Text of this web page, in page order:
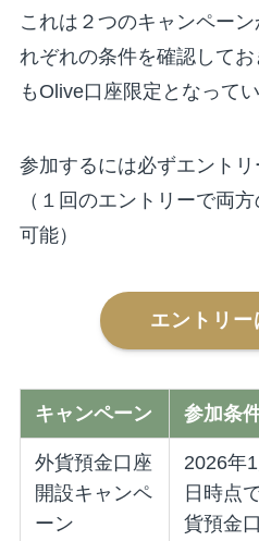
これは２つのキャンペー
れぞれの条件を確認して
もOlive口座限定となってい
参加するには必ずエントリ
（１回のエントリーで両
可能）
エントリー
キャンペーン 参加条
外貨預金口座
開設キャンペ
ーン
2026年
日時点
貨預金